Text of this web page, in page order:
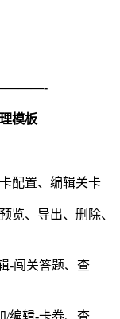
模板
配置、编辑关卡
览、导出、删除、
-闯关答题、查